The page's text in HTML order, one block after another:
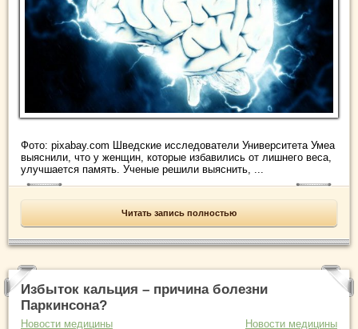
Фото: pixabay.com Шведские исследователи Университета Умеа
выяснили, что у женщин, которые избавились от лишнего веса,
улучшается память. Ученые решили выяснить, ...
Читать запись полностью
Избыток кальция – причина болезни
Паркинсона?
Новости медицины Новости медицины